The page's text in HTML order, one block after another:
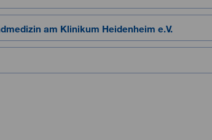
am Klinikum Heidenheim e.V.